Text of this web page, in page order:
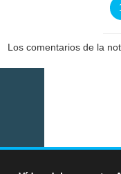
Los comentarios de la